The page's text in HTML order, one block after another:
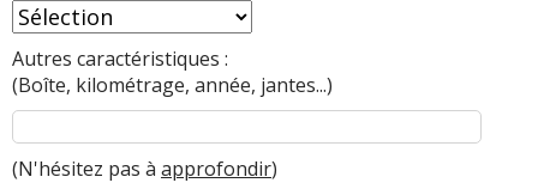
Autres caractéristiques :
(Boîte, kilométrage, année, jantes...)
(N'hésitez pas à approfondir)